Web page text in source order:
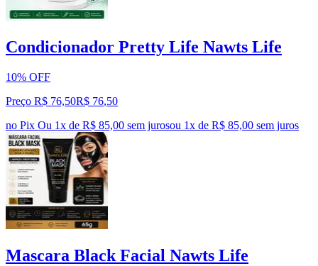
Condicionador Pretty Life Nawts Life
10% OFF
Preço R$ 76,50R$ 76,50
no Pix Ou 1x de R$ 85,00 sem jurosou 1x de R$ 85,00 sem juros
Mascara Black Facial Nawts Life